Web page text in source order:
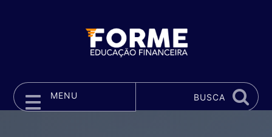
MENU
Pular para o conteúdo
BUSCA